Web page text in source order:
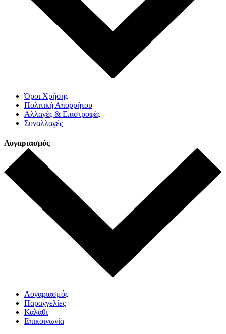
Όροι Χρήσης
Πολιτική Απορρήτου
Αλλαγές & Επιστροφές
Συναλλαγές
Λογαριασμός
Λογαριασμός
Παραγγελίες
Καλάθι
Επικοινωνία